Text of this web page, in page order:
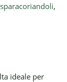
sparacoriandoli,
ideale per